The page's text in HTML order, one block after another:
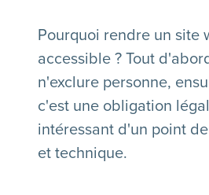
Pourquoi rendre un site
accessible ? Tout
n'exclure personne,
c'est une obligation
intéressant d'un point
et technique.